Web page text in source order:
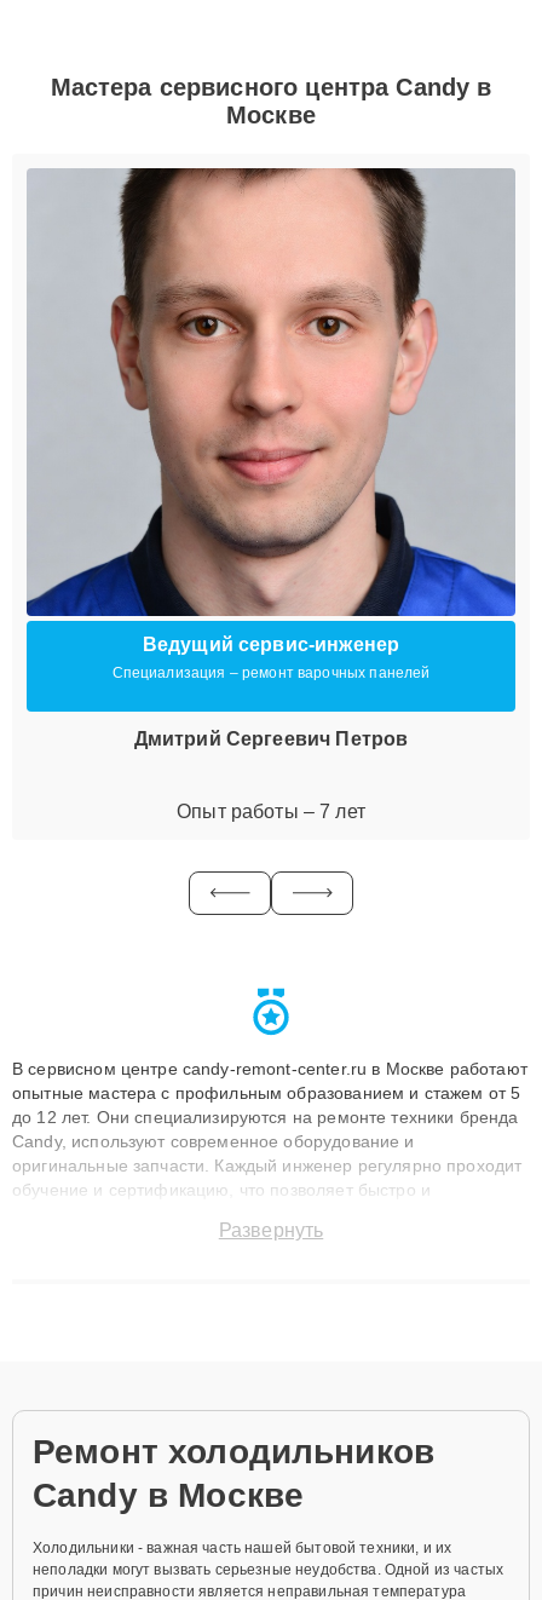
Мастера сервисного центра Candy в
Москве
Ведущий сервис-инженер
Специализация – ремонт варочных панелей
Дмитрий Сергеевич Петров
Опыт работы – 7 лет
В сервисном центре candy-remont-center.ru в Москве работают
опытные мастера с профильным образованием и стажем от 5
до 12 лет. Они специализируются на ремонте техники бренда
Candy, используют современное оборудование и
оригинальные запчасти. Каждый инженер регулярно проходит
обучение и сертификацию, что позволяет быстро и
сохранением гарантии до 3 лет. Наши мастера решают
Развернуть
Ремонт холодильников
Candy в Москве
Холодильники - важная часть нашей бытовой техники, и их
неполадки могут вызвать серьезные неудобства. Одной из частых
причин неисправности является неправильная температура